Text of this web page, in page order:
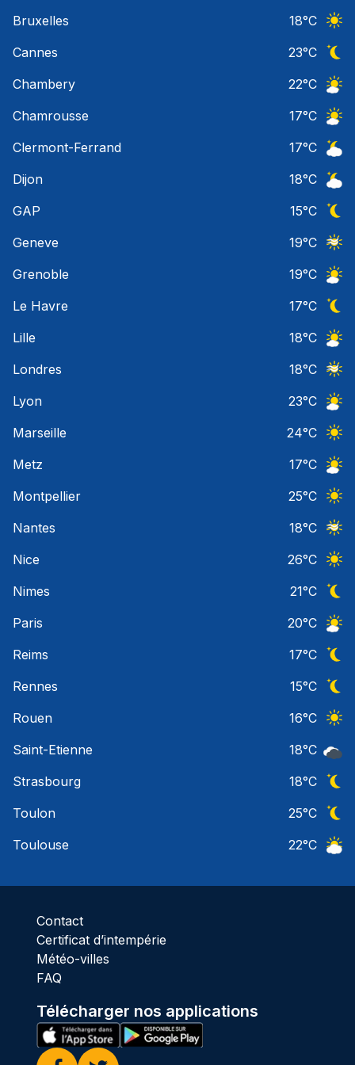
Bruxelles
18°C
Cannes
23°C
Chambery
22°C
Chamrousse
17°C
Clermont-Ferrand
17°C
Dijon
18°C
GAP
15°C
Geneve
19°C
Grenoble
19°C
Le Havre
17°C
Lille
18°C
Londres
18°C
Lyon
23°C
Marseille
24°C
Metz
17°C
Montpellier
25°C
Nantes
18°C
Nice
26°C
Nimes
21°C
Paris
20°C
Reims
17°C
Rennes
15°C
Rouen
16°C
Saint-Etienne
18°C
Strasbourg
18°C
Toulon
25°C
Toulouse
22°C
Contact
Certificat d’intempérie
Météo-villes
FAQ
Télécharger nos applications